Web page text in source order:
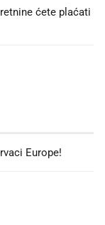
ćete plaćati
Europe!